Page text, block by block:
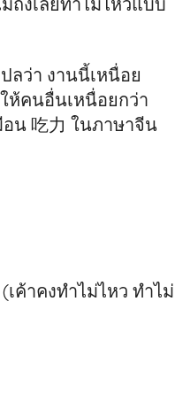
ลว่า งานนี้เหนื่อย
ห้คนอื่นเหนื่อยกว่า
อน 吃力 ในภาษาจีน
ค้าคงทำไม่ไหว ทำไม่